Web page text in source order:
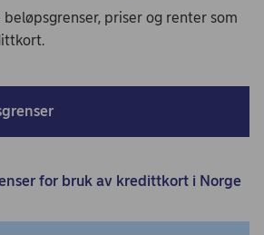
priser og renter som
for bruk av kredittkort i Norge